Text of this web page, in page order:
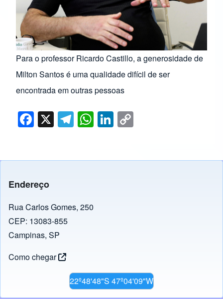
Para o professor Ricardo Castillo, a generosidade de
Milton Santos é uma qualidade difícil de ser
encontrada em outras pessoas
F
a
e
b
o
o
k
X T
el
gr
W
h
s
Li
n
e y
Endereço
Rua Carlos Gomes, 250
CEP: 13083-855
Campinas, SP
Como chegar
22º48'48"S 47º04'09"W